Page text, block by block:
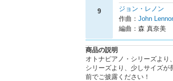
9
ジョン・レノン
作曲： John
編曲：森 真奈美
商品の説明
オトナピアノ・シリーズより
シリーズより、少しサイズが
前でご披露ください！